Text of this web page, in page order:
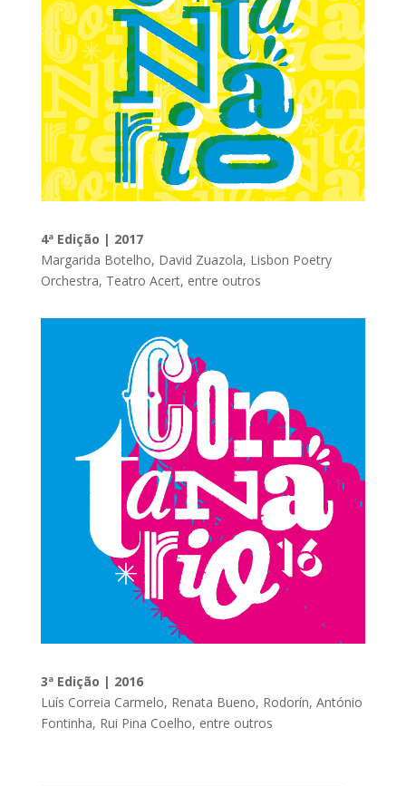
4ª Edição | 2017
Margarida Botelho, David Zuazola, Lisbon Poetry
Orchestra, Teatro Acert, entre outros
3ª Edição | 2016
Luís Correia Carmelo, Renata Bueno, Rodorín, António
Fontinha, Rui Pina Coelho, entre outros